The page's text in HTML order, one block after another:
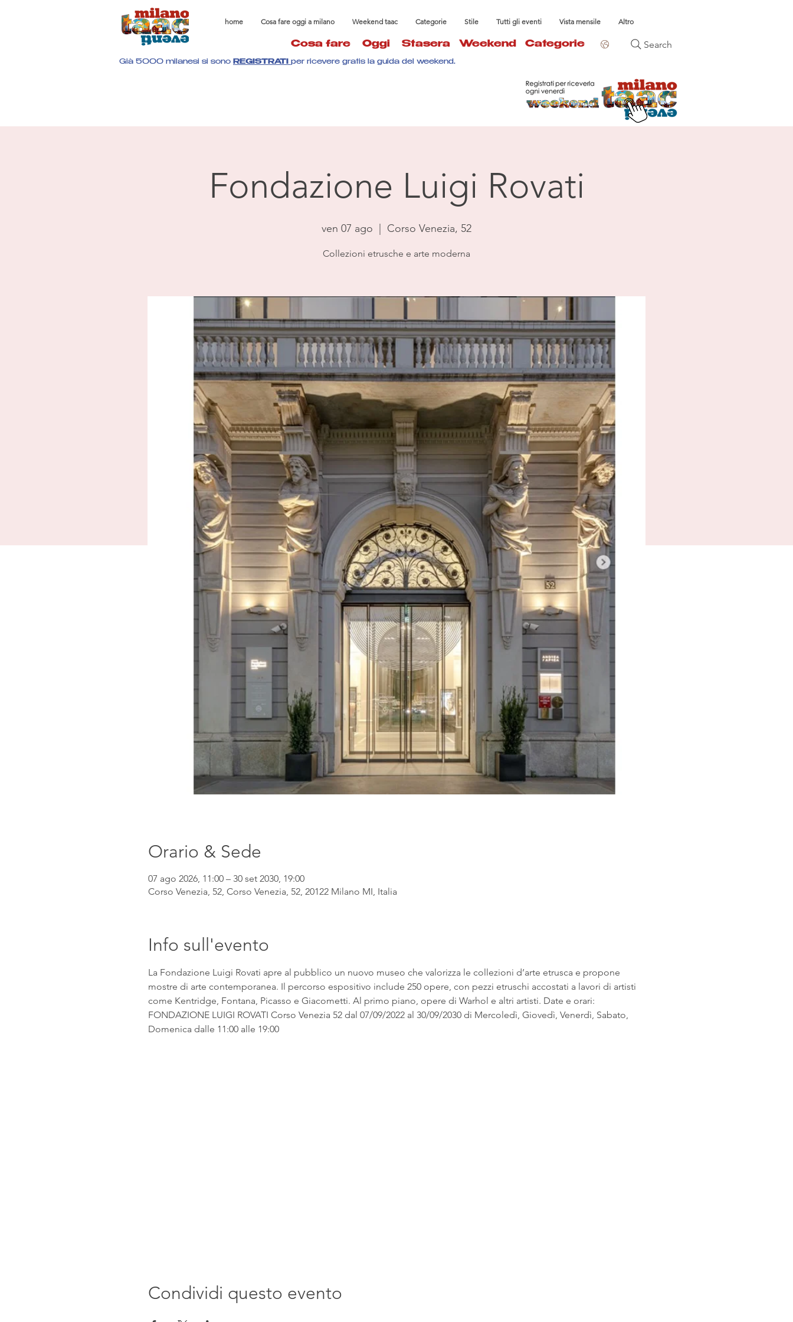
home Cosa fare oggi a milano Weekend taac Categorie Stile Tutti gli eventi Vista mensile Altro
Cosa fare Oggi Stasera Weekend Categorie Search
Già 5000 milanesi si sono REGISTRATI per ricevere gratis la guida del weekend.
Fondazione Luigi Rovati
ven 07 ago Corso Venezia, 52
Collezioni etrusche e arte moderna
Orario & Sede
07 ago 2026, 11:00 – 30 set 2030, 19:00
Corso Venezia, 52, Corso Venezia, 52, 20122 Milano MI, Italia
Info sull'evento
La Fondazione Luigi Rovati apre al pubblico un nuovo museo che valorizza le collezioni d’arte etrusca e propone
mostre di arte contemporanea. Il percorso espositivo include 250 opere, con pezzi etruschi accostati a lavori di artisti
come Kentridge, Fontana, Picasso e Giacometti. Al primo piano, opere di Warhol e altri artisti. Date e orari:
FONDAZIONE LUIGI ROVATI Corso Venezia 52 dal 07/09/2022 al 30/09/2030 di Mercoledì, Giovedì, Venerdì, Sabato,
Domenica dalle 11:00 alle 19:00
Condividi questo evento